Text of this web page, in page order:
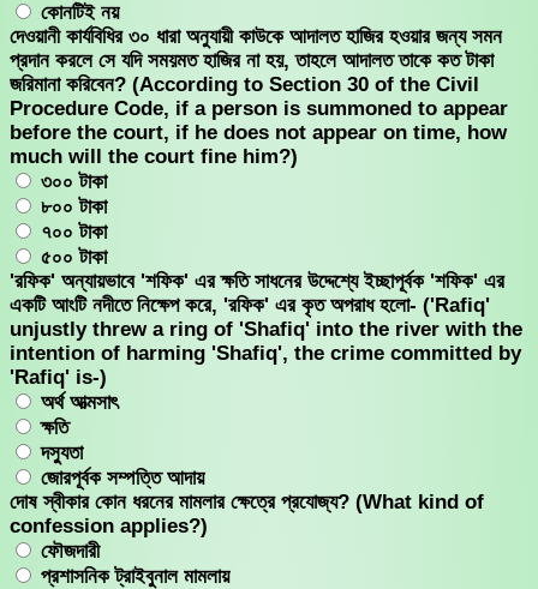
কোনটিই নয়
দেওয়ানী কার্যবিধির ৩০ ধারা অনুযায়ী কাউকে আদালত হাজির হওয়ার জন্য সমন
প্রদান করলে সে যদি সময়মত হাজির না হয়, তাহলে আদালত তাকে কত টাকা
জরিমানা করিবেন? (According to Section 30 of the Civil
Procedure Code, if a person is summoned to appear
before the court, if he does not appear on time, how
much will the court fine him?)
৩০০ টাকা
৮০০ টাকা
৭০০ টাকা
৫০০ টাকা
'রফিক' অন্যায়ভাবে 'শফিক' এর ক্ষতি সাধনের উদ্দেশ্যে ইচ্ছাপূর্বক 'শফিক' এর
একটি আংটি নদীতে নিক্ষেপ করে, 'রফিক' এর কৃত অপরাধ হলো- ('Rafiq'
unjustly threw a ring of 'Shafiq' into the river with the
intention of harming 'Shafiq', the crime committed by
'Rafiq' is-)
অর্থ আত্মসাৎ
ক্ষতি
দস্যুতা
জোরপূর্বক সম্পত্তি আদায়
দোষ স্বীকার কোন ধরনের মামলার ক্ষেত্রে প্রযোজ্য? (What kind of
confession applies?)
ফৌজদারী
প্রশাসনিক ট্রাইবুনাল মামলায়